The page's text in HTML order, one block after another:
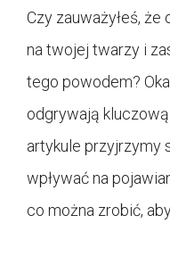
Czy zauważyłeś, że
na twojej twarzy i
tego powodem?
odgrywają
artykule przyjrzymy
wpływać na
co można zrobić,